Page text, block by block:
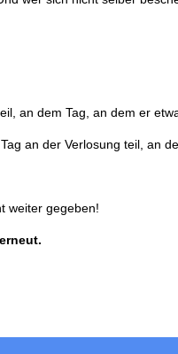
an dem Tag, an dem er
an der Verlosung teil, an
weiter gegeben!